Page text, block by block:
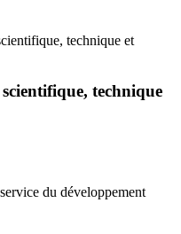
technique et
technique
du développement